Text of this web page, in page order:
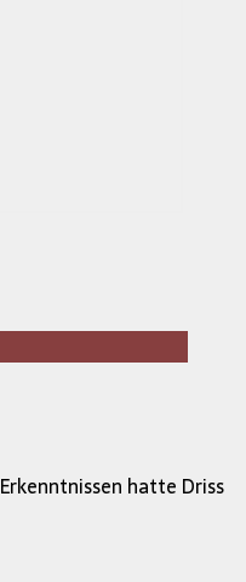
hatte Driss